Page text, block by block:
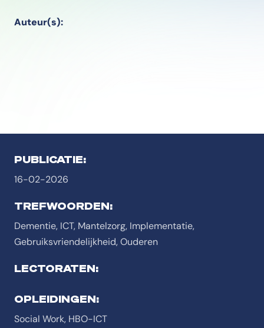
Auteur(s):
PUBLICATIE:
16-02-2026
TREFWOORDEN:
Dementie, ICT, Mantelzorg, Implementatie,
Gebruiksvriendelijkheid, Ouderen
LECTORATEN:
OPLEIDINGEN:
Social Work, HBO-ICT